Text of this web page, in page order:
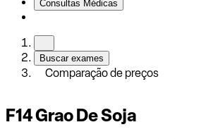
Consultas Médicas
Buscar exames
Comparação de preços
F14 Grao De Soja